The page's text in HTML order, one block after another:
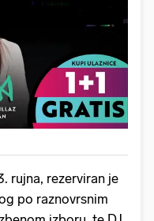
rujna, rezerviran je
po raznovrsnim